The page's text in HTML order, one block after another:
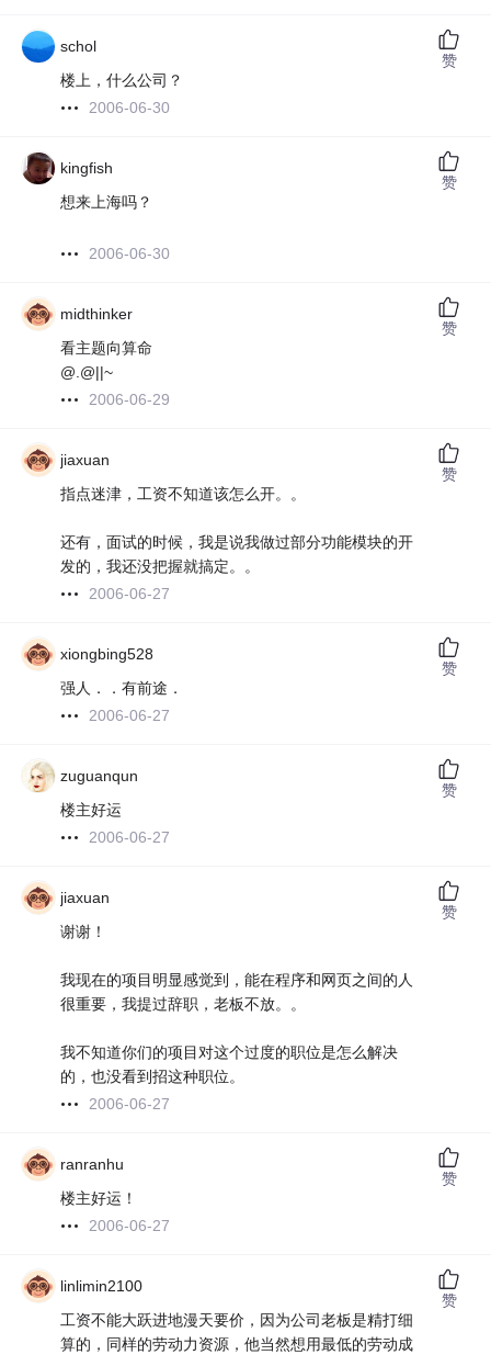
schol
楼上，什么公司？
2006-06-30
赞
kingfish
想来上海吗？
2006-06-30
赞
midthinker
看主题向算命
@.@||~
2006-06-29
赞
jiaxuan
指点迷津，工资不知道该怎么开。。
还有，面试的时候，我是说我做过部分功能模块的开
发的，我还没把握就搞定。。
2006-06-27
赞
xiongbing528
强人．．有前途．
2006-06-27
赞
zuguanqun
楼主好运
2006-06-27
赞
jiaxuan
谢谢！
我现在的项目明显感觉到，能在程序和网页之间的人
很重要，我提过辞职，老板不放。。
我不知道你们的项目对这个过度的职位是怎么解决
的，也没看到招这种职位。
2006-06-27
赞
ranranhu
楼主好运！
2006-06-27
赞
linlimin2100
工资不能大跃进地漫天要价，因为公司老板是精打细
算的，同样的劳动力资源，他当然想用最低的劳动成
赞